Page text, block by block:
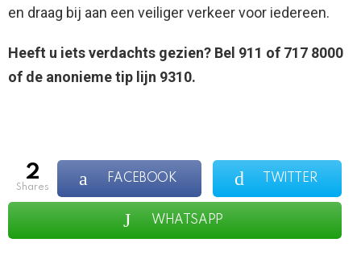
en draag bij aan een veiliger verkeer voor iedereen.
Heeft u iets verdachts gezien? Bel 911 of 717 8000
of de anonieme tip lijn 9310.
2
shares
FACEBOOK TWITTER
WHATSAPP